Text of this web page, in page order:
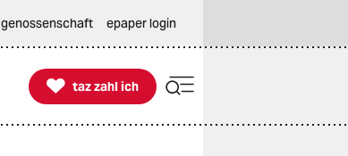
genossenschaft epaper login

taz zahl ich
taz zahl ich